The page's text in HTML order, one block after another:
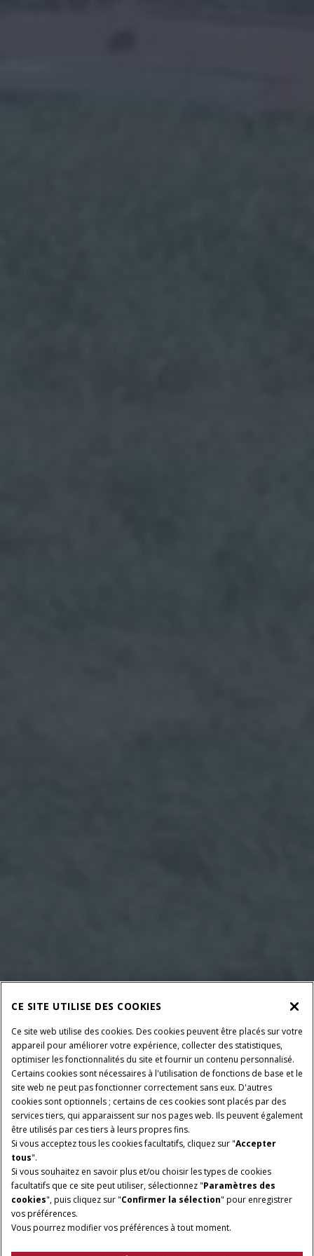
CE SITE UTILISE DES COOKIES
Ce site web utilise des cookies. Des cookies peuvent être placés sur votre
appareil pour améliorer votre expérience, collecter des statistiques,
optimiser les fonctionnalités du site et fournir un contenu personnalisé.
Certains cookies sont nécessaires à l'utilisation de fonctions de base et le
site web ne peut pas fonctionner correctement sans eux. D'autres
cookies sont optionnels ; certains de ces cookies sont placés par des
services tiers, qui apparaissent sur nos pages web. Ils peuvent également
être utilisés par ces tiers à leurs propres fins.
Si vous acceptez tous les cookies facultatifs, cliquez sur "Accepter
tous".
Si vous souhaitez en savoir plus et/ou choisir les types de cookies
facultatifs que ce site peut utiliser, sélectionnez "Paramètres des
cookies", puis cliquez sur "Confirmer la sélection" pour enregistrer
vos préférences.
Vous pourrez modifier vos préférences à tout moment.